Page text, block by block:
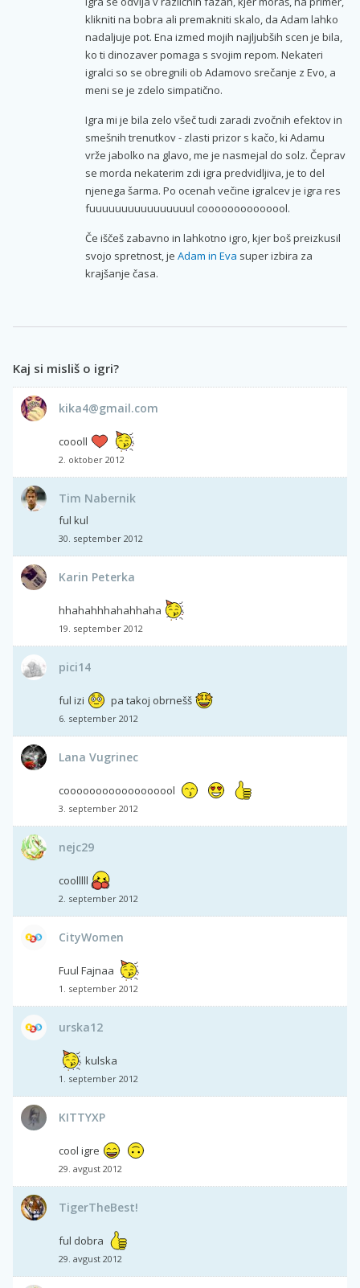
klikniti na bobra ali premakniti skalo, da Adam lahko
nadaljuje pot. Ena izmed mojih najljubših scen je bila,
ko ti dinozaver pomaga s svojim repom. Nekateri
igralci so se obregnili ob Adamovo srečanje z Evo, a
meni se je zdelo simpatično.
Igra mi je bila zelo všeč tudi zaradi zvočnih efektov in
smešnih trenutkov - zlasti prizor s kačo, ki Adamu
vrže jabolko na glavo, me je nasmejal do solz. Čeprav
se morda nekaterim zdi igra predvidljiva, je to del
njenega šarma. Po ocenah večine igralcev je igra res
fuuuuuuuuuuuuuuuul coooooooooooool.
Če iščeš zabavno in lahkotno igro, kjer boš preizkusil
svojo spretnost, je Adam in Eva super izbira za
krajšanje časa.
Kaj si misliš o igri?
kika4@gmail.com
coooll
2. oktober 2012
Tim Nabernik
ful kul
30. september 2012
Karin Peterka
hhahahhhahahhaha
19. september 2012
pici14
ful izi pa takoj obrnešš
6. september 2012
Lana Vugrinec
coooooooooooooooool
3. september 2012
nejc29
coolllll
2. september 2012
CityWomen
Fuul Fajnaa
1. september 2012
urska12
kulska
1. september 2012
KITTYXP
cool igre
29. avgust 2012
TigerTheBest!
ful dobra
29. avgust 2012